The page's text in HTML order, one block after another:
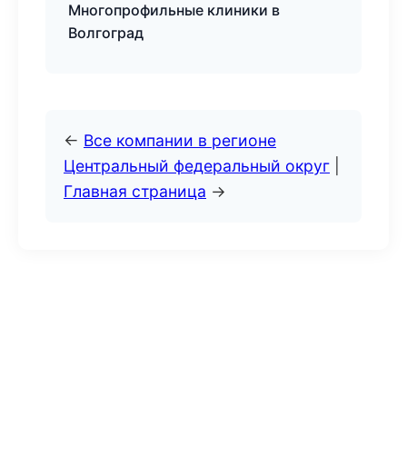
Многопрофильные клиники в
Волгоград
← Все компании в регионе
Центральный федеральный округ
Главная страница →